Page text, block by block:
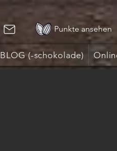
Punkte ansehen
BLOG (-schokolade)